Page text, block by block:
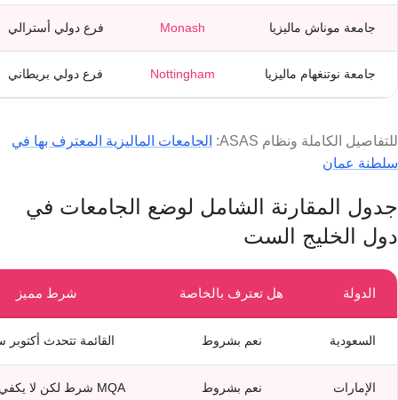
جامعة موناش ماليزيا Monash فرع دولي أسترالي
جامعة نوتنغهام ماليزيا Nottingham فرع دولي بريطاني
للتفاصيل الكاملة ونظام ASAS:
الجامعات الماليزية المعترف بها في
سلطنة عمان
جدول المقارنة الشامل لوضع الجامعات في
دول الخليج الست
الدولة هل تعترف بالخاصة شرط مميز
السعودية نعم بشروط القائمة تتحدث أكتوبر
الإمارات نعم بشروط MQA شرط لكن لا يكفي وحده